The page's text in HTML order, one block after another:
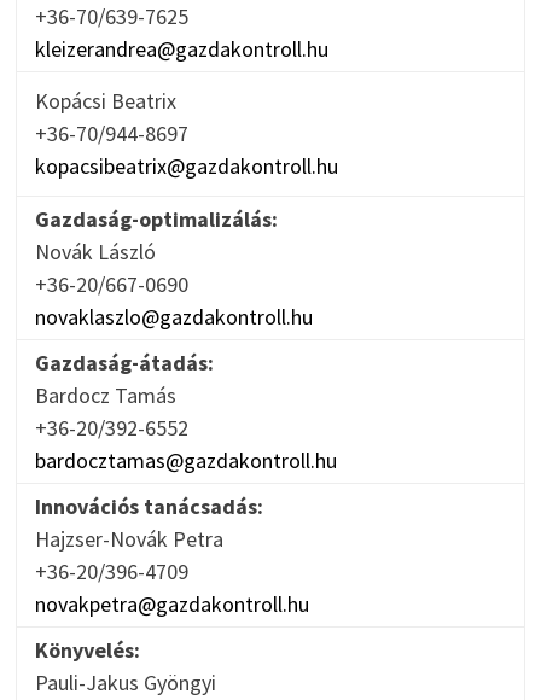
+36-70/639-7625
kleizerandrea@gazdakontroll.hu
Kopácsi Beatrix
+36-70/944-8697
kopacsibeatrix@gazdakontroll.hu
Gazdaság-optimalizálás:
Novák László
+36-20/667-0690
novaklaszlo@gazdakontroll.hu
Gazdaság-átadás:
Bardocz Tamás
+36-20/392-6552
bardocztamas@gazdakontroll.hu
Innovációs tanácsadás:
Hajzser-Novák Petra
+36-20/396-4709
novakpetra@gazdakontroll.hu
Könyvelés:
Pauli-Jakus Gyöngyi